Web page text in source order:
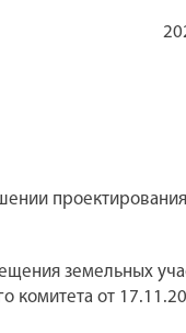
проектирования
земельных
комитета от